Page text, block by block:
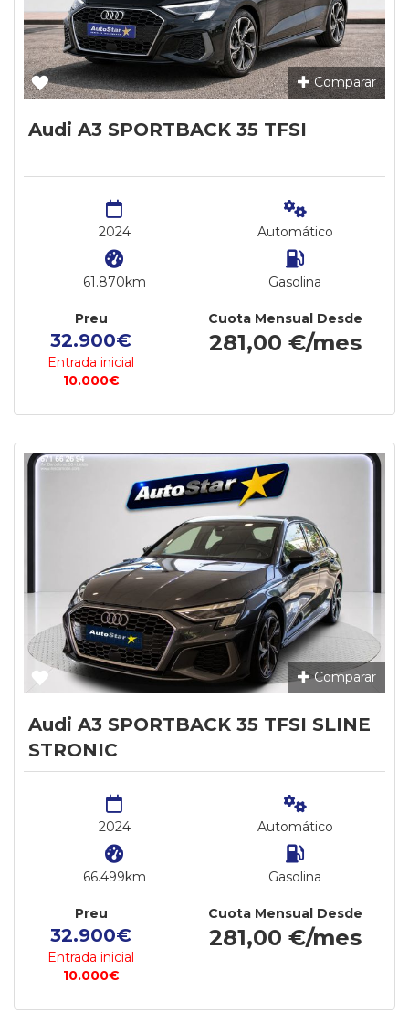
Comparar
Audi A3 SPORTBACK 35 TFSI
2024
61.870km
Automático
Gasolina
Preu
32.900€
Entrada inicial
10.000€
Cuota Mensual Desde
281,00 €/mes
Comparar
Audi A3 SPORTBACK 35 TFSI SLINE
STRONIC
2024
66.499km
Automático
Gasolina
Preu
32.900€
Entrada inicial
10.000€
Cuota Mensual Desde
281,00 €/mes